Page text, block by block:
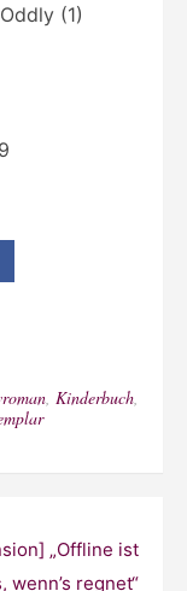
(1)
, Kinderbuch,
„Offline ist
wenn’s regnet“